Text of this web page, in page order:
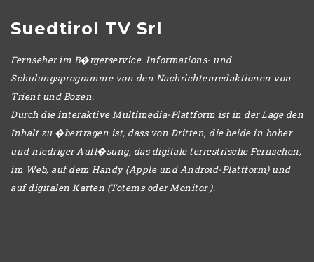
Suedtirol TV Srl
Fernseher im B�rgerservice. Informations- und
Schulungsprogramme von den Nachrichtenredaktionen von
Trient und Bozen.
Durch die interaktive Multimedia-Plattform ist in der Lage den
Inhalt zu �bertragen ist, dass von Dritten, die beide in hoher
und niedriger Aufl�sung, das digitale terrestrische Fernsehen,
im Web, auf dem Handy (Apple und Android-Plattform) und
auf digitalen Karten (Totems oder Monitor ).